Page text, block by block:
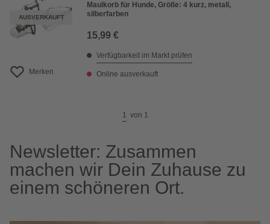
AUSVERKAUFT
Merken
Maulkorb für Hunde, Größe: 4 kurz, metall,
silberfarben
15,99 €
Verfügbarkeit im Markt prüfen
Online ausverkauft
1 von 1
Newsletter: Zusammen
machen wir Dein Zuhause zu
einem schöneren Ort.